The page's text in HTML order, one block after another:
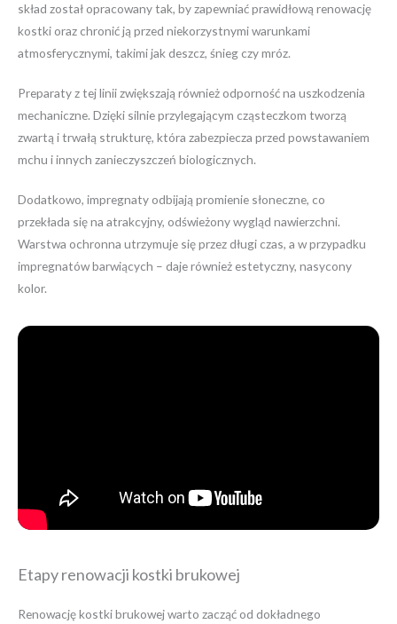
skład został opracowany tak, by zapewniać prawidłową renowację
kostki oraz chronić ją przed niekorzystnymi warunkami
atmosferycznymi, takimi jak deszcz, śnieg czy mróz.
Preparaty z tej linii zwiększają również odporność na uszkodzenia
mechaniczne. Dzięki silnie przylegającym cząsteczkom tworzą
zwartą i trwałą strukturę, która zabezpiecza przed powstawaniem
mchu i innych zanieczyszczeń biologicznych.
Dodatkowo, impregnaty odbijają promienie słoneczne, co
przekłada się na atrakcyjny, odświeżony wygląd nawierzchni.
Warstwa ochronna utrzymuje się przez długi czas, a w przypadku
impregnatów barwiących – daje również estetyczny, nasycony
kolor.
Etapy renowacji kostki brukowej
Renowację kostki brukowej warto zacząć od dokładnego